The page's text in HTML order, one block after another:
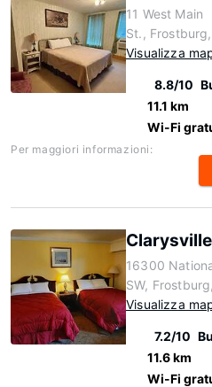
11 West Main
St.,
Visualizza
8.8/10
11.1 km
Wi-Fi
Per maggiori informazioni:
16300
SW,
Visualizza
7.2/10
11.6 km
Wi-Fi